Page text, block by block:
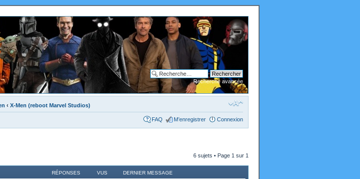
Recherche avancée
‹ X-Men (reboot Marvel Studios)
FAQ M’enregistrer Connexion
6 sujets • Page 1 sur 1
RÉPONSES VUS DERNIER MESSAGE